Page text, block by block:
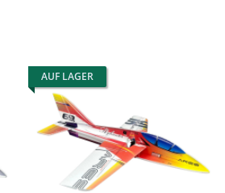
AUF LAGER